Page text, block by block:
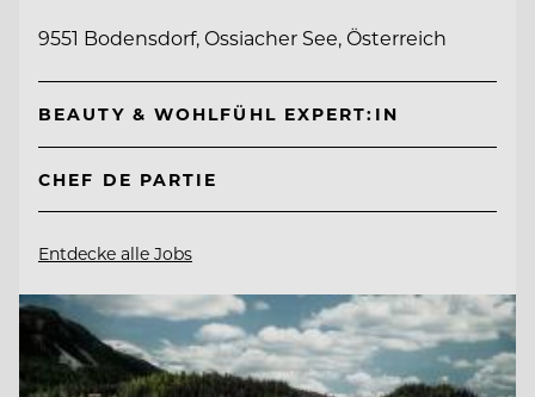
9551 Bodensdorf, Ossiacher See, Österreich
BEAUTY & WOHLFÜHL EXPERT:IN
CHEF DE PARTIE
Entdecke alle Jobs